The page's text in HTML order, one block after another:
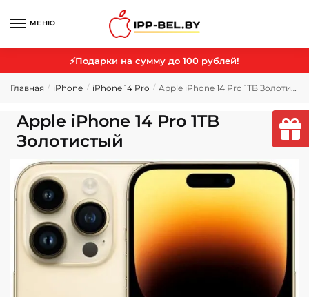
МЕНЮ
⚡Подарки на сумму до 100 рублей!
Главная / iPhone / iPhone 14 Pro / Apple iPhone 14 Pro 1TB Золотистый
Apple iPhone 14 Pro 1TB
Золотистый